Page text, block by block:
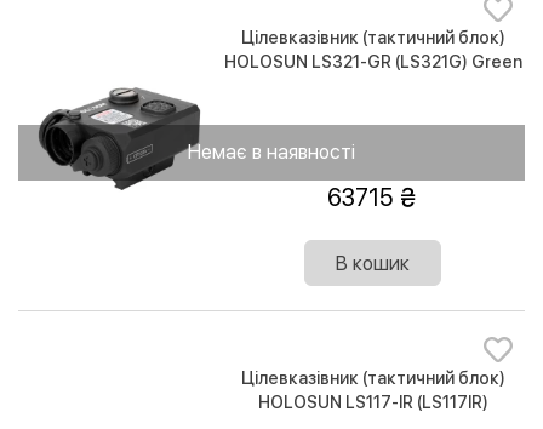
Немає в наявності
Цілевказівник (тактичний блок)
HOLOSUN LS321-GR (LS321G) Green
63715
В кошик
Цілевказівник (тактичний блок)
HOLOSUN LS117-IR (LS117IR)